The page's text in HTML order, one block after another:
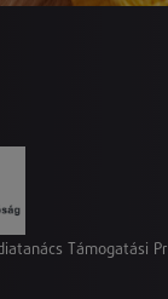
Támogatási